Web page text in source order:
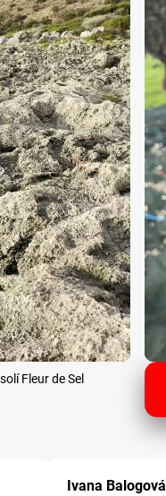
Fleur de Sel
Ivana Balogová